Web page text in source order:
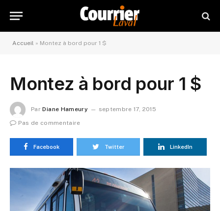
Accueil » Montez à bord pour 1 $
Montez à bord pour 1 $
Par Diane Hameury
septembre 17, 2015
Pas de commentaire
Facebook Twitter LinkedIn